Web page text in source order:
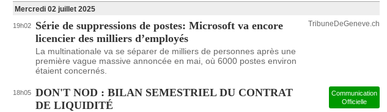
Mercredi 02 juillet 2025
19h02
Série de suppressions de postes: Microsoft va encore
licencier des milliers d’employés
La multinationale va se séparer de milliers de personnes après une
première vague massive annoncée en mai, où 6000 postes environ
étaient concernés.
TribuneDeGeneve.ch
18h05 DON'T NOD : BILAN SEMESTRIEL DU CONTRAT
DE LIQUIDITÉ
Communication
Officielle